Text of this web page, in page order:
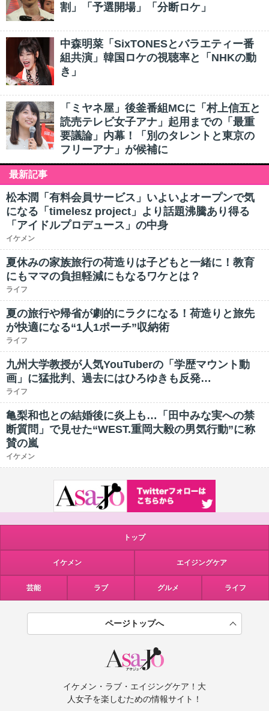
割」「予選開場」「分断ロケ」
中森明菜「SixTONESとバラエティー番
組共演」韓国ロケの視聴率と「NHKの動
き」
「ミヤネ屋」後釜番組MCに「村上信五と
読売テレビ女子アナ」起用までの「最重
要議論」内幕！「別のタレントと東京の
フリーアナ」が候補に
最新記事
松本潤「有料会員サービス」いよいよオープンで気
になる「timelesz project」より話題沸騰あり得る
「アイドルプロデュース」の中身
イケメン
夏休みの家族旅行の荷造りは子どもと一緒に！教育
にもママの負担軽減にもなるワケとは？
ライフ
夏の旅行や帰省が劇的にラクになる！荷造りと旅先
が快適になる“1人1ポーチ”収納術
ライフ
九州大学教授が人気YouTuberの「学歴マウント動
画」に猛批判、過去にはひろゆきも反発…
ライフ
亀梨和也との結婚後に炎上も…「田中みな実への禁
断質問」で見せた“WEST.重岡大毅の男気行動”に称
賛の嵐
イケメン
トップ
イケメン エイジングケア
芸能 ラブ グルメ ライフ
ページトップへ
イケメン・ラブ・エイジングケア！大
人女子を楽しむための情報サイト！